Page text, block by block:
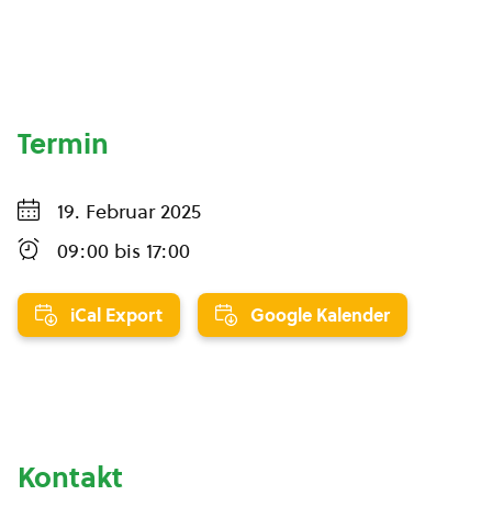
Termin
19. Februar 2025
09:00 bis 17:00
iCal Export Google Kalender
Kontakt